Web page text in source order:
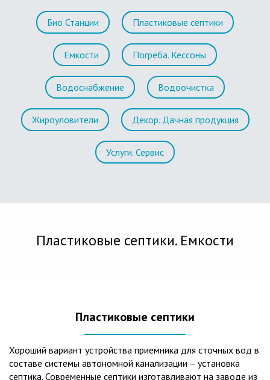
Био Станции Пластиковые септики
Емкости Погреба. Кессоны
Водоснабжение Водоочистка
Жироуловители Декор. Дачная продукция
Услуги. Сервис
Пластиковые септики. Емкости
Пластиковые септики
Хороший вариант устройства приемника для сточных вод в
составе системы автономной канализации – установка
септика. Современные септики изготавливают на заводе из